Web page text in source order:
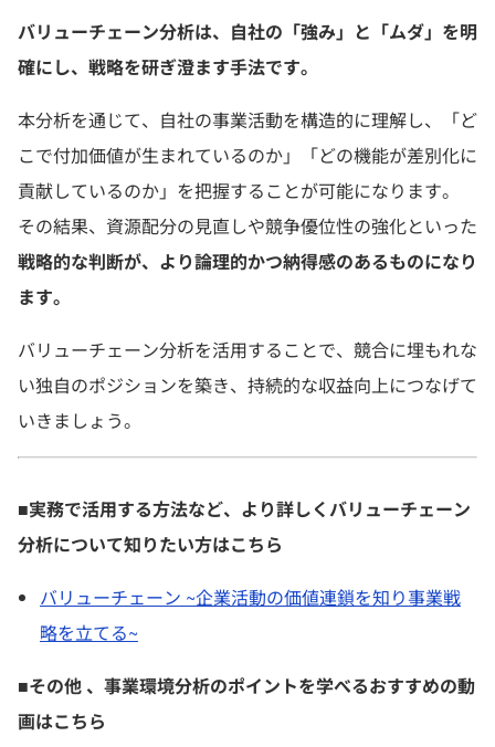
バリューチェーン分析は、自社の「強み」と「ムダ」を明
確にし、戦略を研ぎ澄ます手法です。
本分析を通じて、自社の事業活動を構造的に理解し、「ど
こで付加価値が生まれているのか」「どの機能が差別化に
貢献しているのか」を把握することが可能になります。
その結果、資源配分の見直しや競争優位性の強化といった
戦略的な判断が、より論理的かつ納得感のあるものになり
ます。
バリューチェーン分析を活用することで、競合に埋もれな
い独自のポジションを築き、持続的な収益向上につなげて
いきましょう。
■実務で活用する方法など、より詳しくバリューチェーン
分析について知りたい方はこちら
バリューチェーン ~企業活動の価値連鎖を知り事業戦
略を立てる~
■その他 、事業環境分析のポイントを学べるおすすめの動
画はこちら